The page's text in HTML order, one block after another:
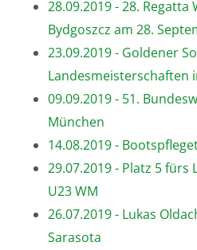
28.09.2019 - 28. Regatta
Bydgoszcz am 28.
23.09.2019 - Goldener
Landesmeisterschaften
09.09.2019 - 51.
München
14.08.2019 -
29.07.2019 - Platz 5 fürs
U23 WM
26.07.2019 - Lukas
Sarasota